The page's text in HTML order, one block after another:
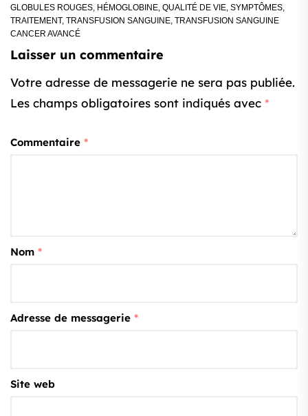
GLOBULES ROUGES, HÉMOGLOBINE, QUALITÉ DE VIE, SYMPTÔMES,
TRAITEMENT, TRANSFUSION SANGUINE, TRANSFUSION SANGUINE
CANCER AVANCÉ
Laisser un commentaire
Votre adresse de messagerie ne sera pas publiée.
Les champs obligatoires sont indiqués avec *
Commentaire *
Nom *
Adresse de messagerie *
Site web